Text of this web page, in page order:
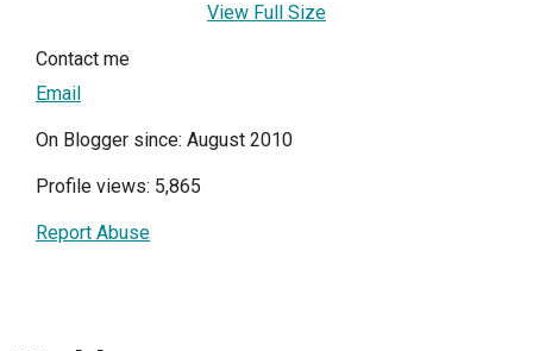
View Full Size
Contact me
Email
On Blogger since: August 2010
Profile views: 5,865
Report Abuse